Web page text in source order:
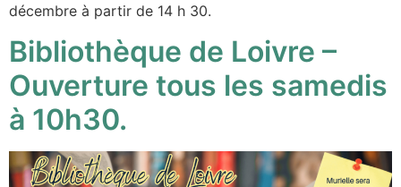
décembre à partir de 14 h 30.
Bibliothèque de Loivre –
Ouverture tous les samedis
à 10h30.